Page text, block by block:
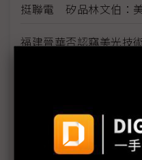
挺聯電 矽品林文伯：
福建晉華否認竊美光
美方下波行動恐鎖定
造2025企圖明顯